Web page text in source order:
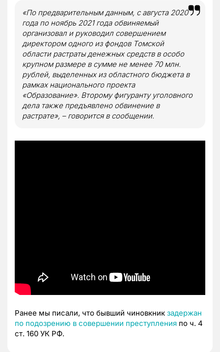
«По предварительным данным, с августа 2020
года по ноябрь 2021 года обвиняемый
организовал и руководил совершением
директором одного из фондов Томской
области растраты денежных средств в особо
крупном размере в сумме не менее 70 млн.
рублей, выделенных из областного бюджета в
рамках национального проекта
«Образование». Второму фигуранту уголовного
дела также предъявлено обвинение в
растрате», – говорится в сообщении.
Ранее мы писали, что бывший чиновкник задержан
по подозрению в совершении преступления по ч. 4
ст. 160 УК РФ.